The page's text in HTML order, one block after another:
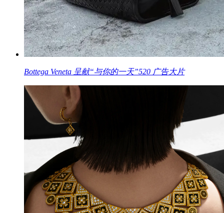
Bottega Veneta 呈献“与你的一天”520 广告大片